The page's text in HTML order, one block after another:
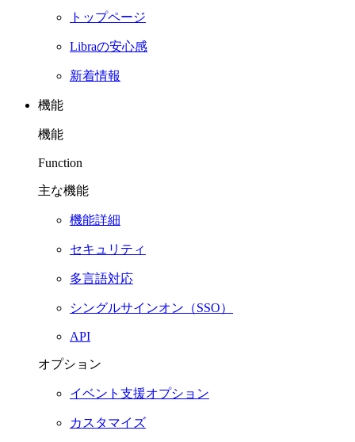
トップページ
Libraの安心感
新着情報
機能
機能
Function
主な機能
機能詳細
セキュリティ
多言語対応
シングルサインオン（SSO）
API
オプション
イベント支援オプション
カスタマイズ